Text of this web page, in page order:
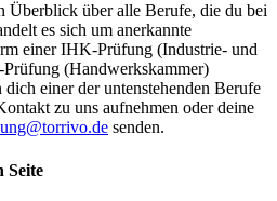
Überblick über alle Berufe, die du bei
es sich um anerkannte
einer IHK-Prüfung (Industrie- und
(Handwerkskammer)
einer der untenstehenden Berufe
zu uns aufnehmen oder deine
senden.
Seite